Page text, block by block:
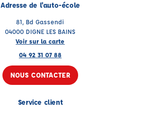
Adresse de l'auto-école
81, Bd Gassendi
04000 DIGNE LES BAINS
Voir sur la carte
04 92 31 07 88
NOUS CONTACTER
Service client